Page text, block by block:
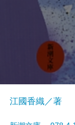
江國香織／著